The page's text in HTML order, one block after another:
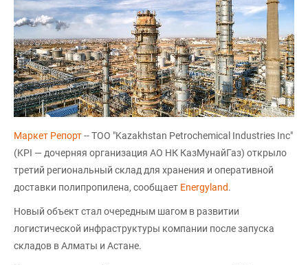
Маркет Репорт-- ТОО "Kazakhstan Petrochemical Industries Inc"
(KPI — дочерняя организация АО НК КазМунайГаз) открыло
третий региональный склад для хранения и оперативной
доставки полипропилена, сообщает Еnergyland.
Новый объект стал очередным шагом в развитии
логистической инфраструктуры компании после запуска
складов в Алматы и Астане.